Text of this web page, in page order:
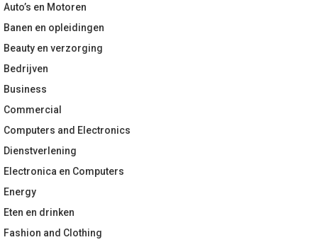
Auto’s en Motoren
Banen en opleidingen
Beauty en verzorging
Bedrijven
Business
Commercial
Computers and Electronics
Dienstverlening
Electronica en Computers
Energy
Eten en drinken
Fashion and Clothing